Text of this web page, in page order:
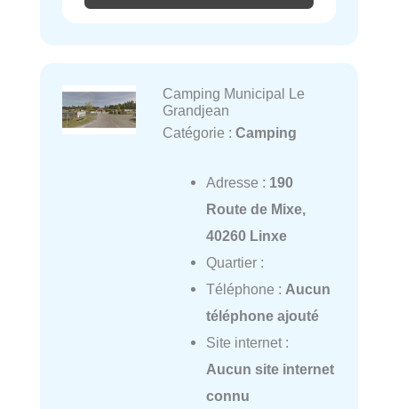
Camping Municipal Le
Grandjean
Catégorie : Camping
Adresse : 190
Route de Mixe,
40260 Linxe
Quartier :
Téléphone : Aucun
téléphone ajouté
Site internet :
Aucun site internet
connu